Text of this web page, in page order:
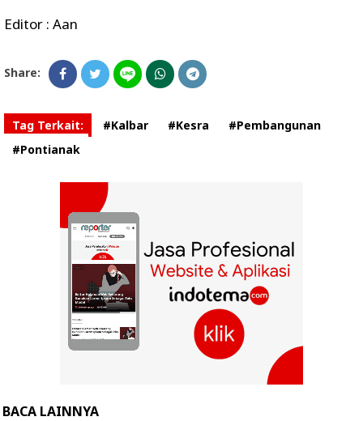
Editor : Aan
Share:
Tag Terkait: #Kalbar #Kesra
#Pembangunan
#Pontianak
BACA LAINNYA